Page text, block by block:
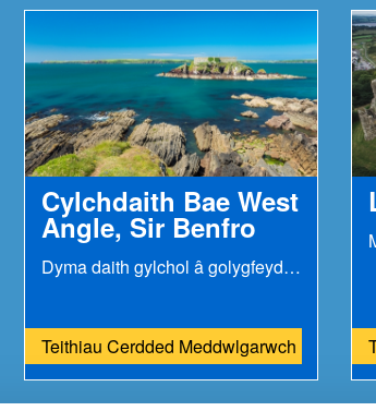
Cylchdaith Bae West
Angle, Sir Benfro
Dyma daith gylchol â golygfeydd ysgubol draw tuag...
Teithiau Cerdded Meddwlgarwch